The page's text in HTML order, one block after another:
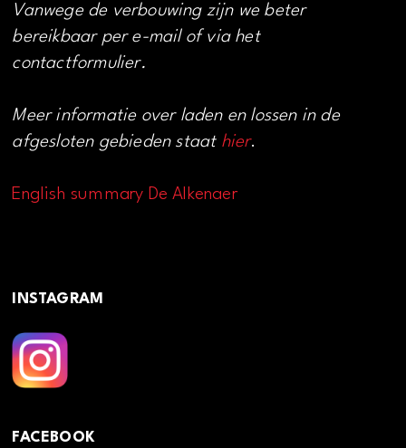
Vanwege de verbouwing zijn we beter
bereikbaar per e-mail of via het
contactformulier.
Meer informatie over laden en lossen in de
afgesloten gebieden staat hier.
English summary De Alkenaer
INSTAGRAM
FACEBOOK